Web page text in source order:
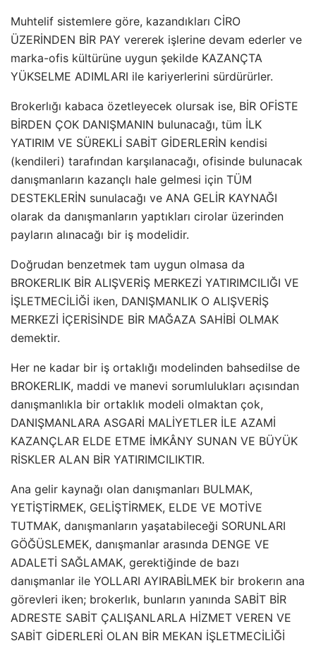
Muhtelif sistemlere göre, kazandıkları CİRO
ÜZERİNDEN BİR PAY vererek işlerine devam ederler ve
marka-ofis kültürüne uygun şekilde KAZANÇTA
YÜKSELME ADIMLARI ile kariyerlerini sürdürürler.
Brokerlığı kabaca özetleyecek olursak ise, BİR OFİSTE
BİRDEN ÇOK DANIŞMANIN bulunacağı, tüm İLK
YATIRIM VE SÜREKLİ SABİT GİDERLERİN kendisi
(kendileri) tarafından karşılanacağı, ofisinde bulunacak
danışmanların kazançlı hale gelmesi için TÜM
DESTEKLERİN sunulacağı ve ANA GELİR KAYNAĞI
olarak da danışmanların yaptıkları cirolar üzerinden
payların alınacağı bir iş modelidir.
Doğrudan benzetmek tam uygun olmasa da
BROKERLIK BİR ALIŞVERİŞ MERKEZİ YATIRIMCILIĞI VE
İŞLETMECİLİĞİ iken, DANIŞMANLIK O ALIŞVERİŞ
MERKEZİ İÇERİSİNDE BİR MAĞAZA SAHİBİ OLMAK
demektir.
Her ne kadar bir iş ortaklığı modelinden bahsedilse de
BROKERLIK, maddi ve manevi sorumlulukları açısından
danışmanlıkla bir ortaklık modeli olmaktan çok,
DANIŞMANLARA ASGARİ MALİYETLER İLE AZAMİ
KAZANÇLAR ELDE ETME İMKÂNY SUNAN VE BÜYÜK
RİSKLER ALAN BİR YATIRIMCILIKTIR.
Ana gelir kaynağı olan danışmanları BULMAK,
YETİŞTİRMEK, GELİŞTİRMEK, ELDE VE MOTİVE
TUTMAK, danışmanların yaşatabileceği SORUNLARI
GÖĞÜSLEMEK, danışmanlar arasında DENGE VE
ADALETİ SAĞLAMAK, gerektiğinde de bazı
danışmanlar ile YOLLARI AYIRABİLMEK bir brokerın ana
görevleri iken; brokerlık, bunların yanında SABİT BİR
ADRESTE SABİT ÇALIŞANLARLA HİZMET VEREN VE
SABİT GİDERLERİ OLAN BİR MEKAN İŞLETMECİLİĞİ